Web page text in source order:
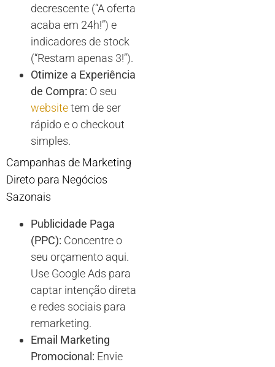
decrescente (“A oferta
acaba em 24h!”) e
indicadores de stock
(“Restam apenas 3!”).
Otimize a Experiência
de Compra: O seu
websitetem de ser
rápido e o checkout
simples.
Campanhas de Marketing
Direto para Negócios
Sazonais
Publicidade Paga
(PPC): Concentre o
seu orçamento aqui.
Use Google Ads para
captar intenção direta
e redes sociais para
remarketing.
Email Marketing
Promocional: Envie